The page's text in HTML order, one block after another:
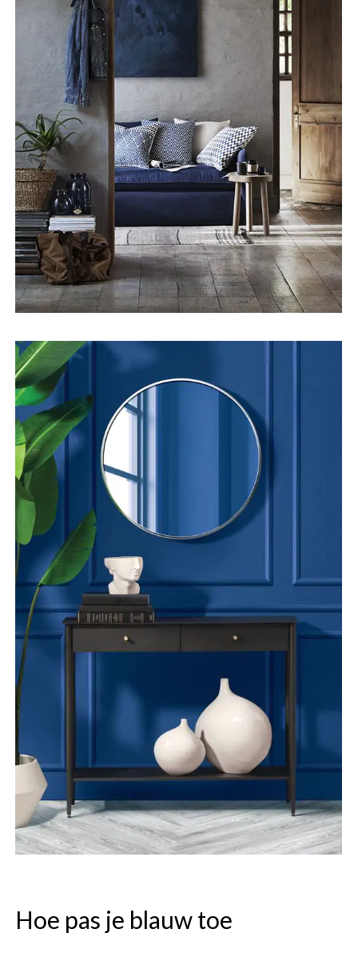
Hoe pas je blauw toe